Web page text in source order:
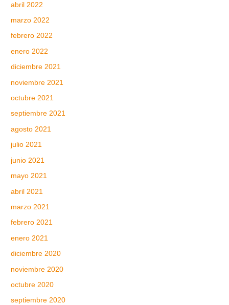
abril 2022
marzo 2022
febrero 2022
enero 2022
diciembre 2021
noviembre 2021
octubre 2021
septiembre 2021
agosto 2021
julio 2021
junio 2021
mayo 2021
abril 2021
marzo 2021
febrero 2021
enero 2021
diciembre 2020
noviembre 2020
octubre 2020
septiembre 2020